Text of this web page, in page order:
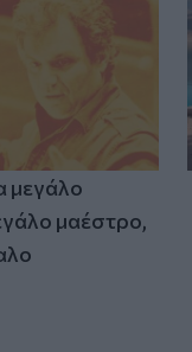
μεγάλο
μαέστρο,